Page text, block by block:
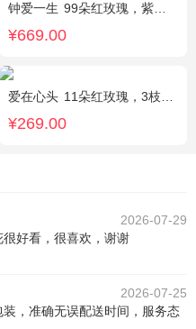
钟爱一生 99朵红玫瑰，紫色勿忘我围边
¥669.00
爱在心头 11朵红玫瑰，3枝多头白香水百合，黄莺、绿叶搭配
¥269.00
2026-07-29
好看，很喜欢，谢谢
2026-07-25
，准确无误配送时间，服务态